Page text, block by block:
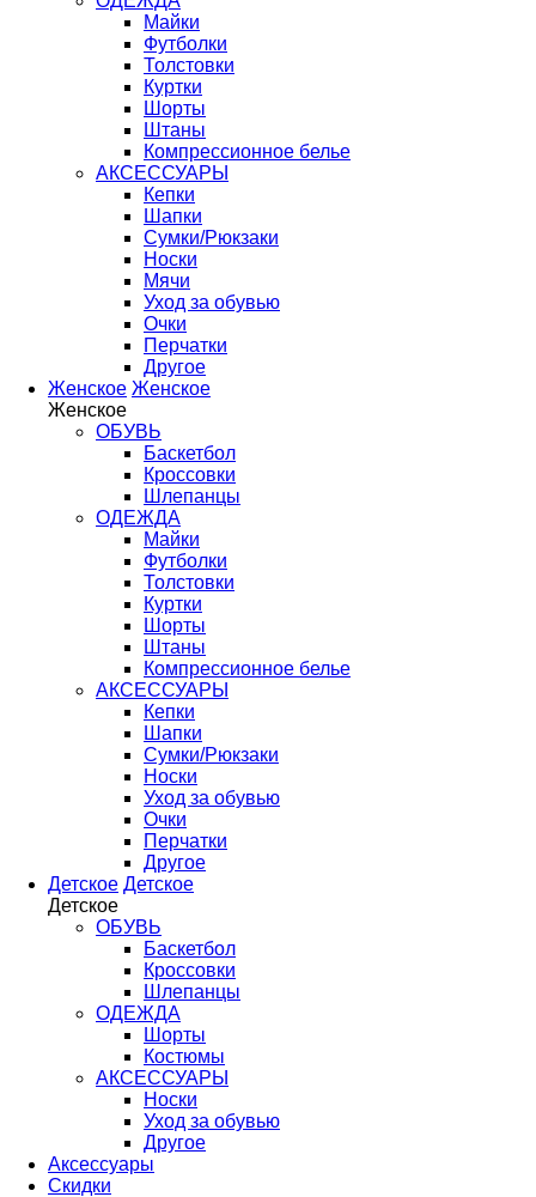
Майки
Футболки
Толстовки
Куртки
Шорты
Штаны
Компрессионное белье
АКСЕССУАРЫ
Кепки
Шапки
Сумки/Рюкзаки
Носки
Мячи
Уход за обувью
Очки
Перчатки
Другое
Женское Женское
Женское
ОБУВЬ
Баскетбол
Кроссовки
Шлепанцы
ОДЕЖДА
Майки
Футболки
Толстовки
Куртки
Шорты
Штаны
Компрессионное белье
АКСЕССУАРЫ
Кепки
Шапки
Сумки/Рюкзаки
Носки
Уход за обувью
Очки
Перчатки
Другое
Детское Детское
Детское
ОБУВЬ
Баскетбол
Кроссовки
Шлепанцы
ОДЕЖДА
Шорты
Костюмы
АКСЕССУАРЫ
Носки
Уход за обувью
Другое
Аксессуары
Скидки